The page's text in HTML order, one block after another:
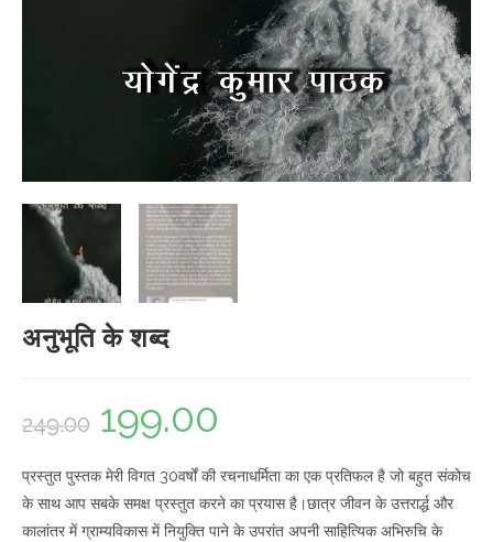
अनुभूति के शब्द
249.00
Original
was:
199.00
is:
₹199.00.
प्रस्तुत पुस्तक मेरी विगत 30वर्षों की रचनाधर्मिता का एक प्रतिफल है जो बहुत संकोच
के साथ आप सबके समक्ष प्रस्तुत करने का प्रयास है।छात्र जीवन के उत्तरार्द्ध और
कालांतर में ग्राम्यविकास में नियुक्ति पाने के उपरांत अपनी साहित्यिक अभिरुचि के